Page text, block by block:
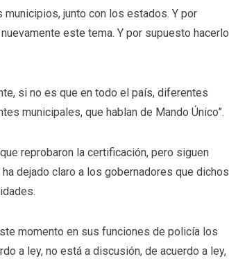
municipios, junto con los estados. Y por
este tema. Y por supuesto hacerlo
si no es que en todo el país, diferentes
municipales, que hablan de Mando Único”.
reprobaron la certificación, pero siguen
dejado claro a los gobernadores que dichos
momento en sus funciones de policía los
a ley, no está a discusión, de acuerdo a ley,